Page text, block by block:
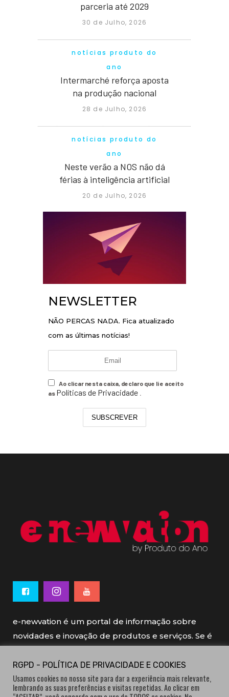
parceria até 2029
30 de Julho, 2026
notícias produto do
ano
Intermarché reforça aposta
na produção nacional
28 de Julho, 2026
notícias produto do
ano
Neste verão a NOS não dá
férias à inteligência artificial
20 de Julho, 2026
NEWSLETTER
NÃO PERCAS NADA. Fica atualizado
com as últimas notícias!
Ao clicar nesta caixa, declaro que li e aceito
as Políticas de Privacidade
SUBSCREVER
e-newvation é um portal de informação sobre
novidades e inovação de produtos e serviços. Se é
e-newvation tem o patrocínio do “Produto do
Ano”, o prémio de inovação atribuído por
RGPD - POLÍTICA DE PRIVACIDADE E COOKIES
Usamos cookies no nosso site para dar a experiência mais relevante,
lembrando as suas preferências e visitas repetidas. Ao clicar em